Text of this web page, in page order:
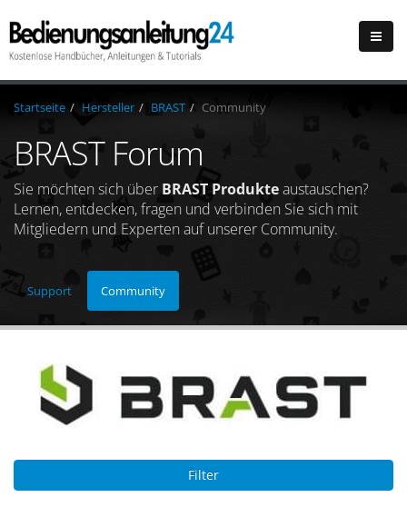
Startseite Hersteller BRAST Community
BRAST Forum
Sie möchten sich über BRAST Produkteaustauschen?
Lernen, entdecken, fragen und verbinden Sie sich mit
Mitgliedern und Experten auf unserer Community.
Support Community
Filter